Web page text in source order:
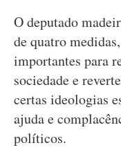
O deputado
de quatro
importantes para
sociedade e
certas ideologias
ajuda e
políticos.